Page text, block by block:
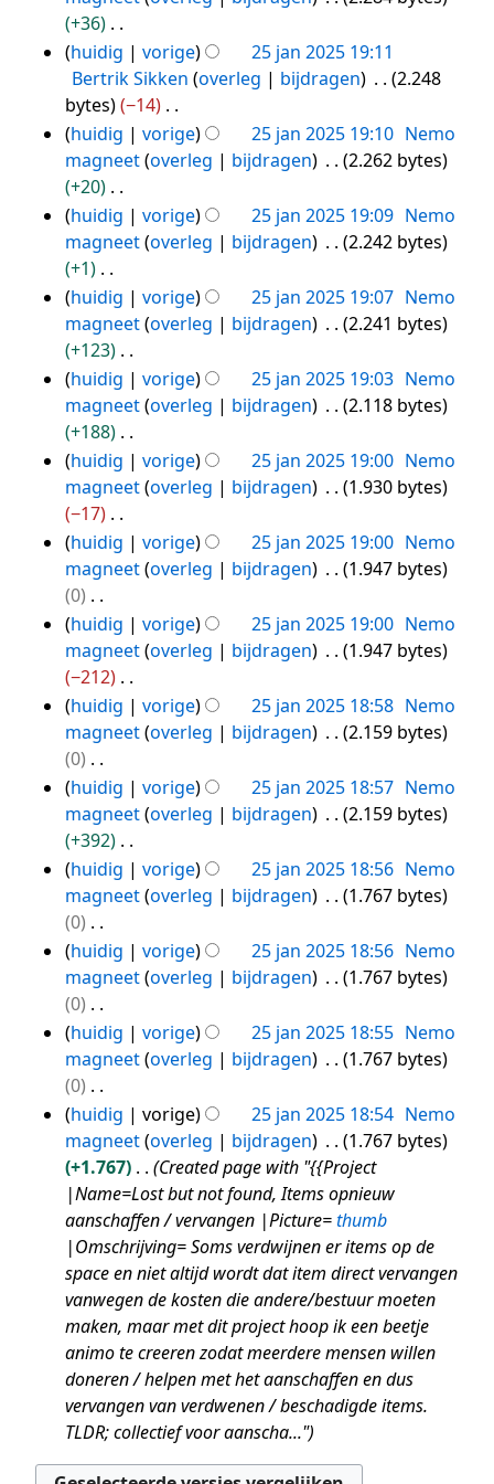
a
t
t
n
g
e
n
v
a
t
t
i
n
g
n
g
s
s
a
m
e
n
v
a
t
t
i
n
g
e
n
b
e
w
e
r
k
i
n
g
s
s
a
m
e
n
v
a
t
t
i
n
g
+36
G
e
n
b
e
w
e
r
k
i
n
g
s
s
a
m
e
n
v
a
t
t
i
n
g
huidig vorige
25 jan 2025 19:11
Bertrik Sikken overleg bijdragen
2.248
bytes
−14
G
e
e
n
b
e
w
e
r
k
i
n
g
s
s
a
m
e
n
v
a
t
t
i
n
g
huidig vorige 25 jan 2025 19:10 Nemo
magneet overleg bijdragen
2.262 bytes
+20
G
e
e
n
b
e
w
e
r
k
i
n
g
s
s
a
m
e
n
v
a
t
t
i
n
g
huidig vorige 25 jan 2025 19:09 Nemo
magneet overleg bijdragen
2.242 bytes
+1
G
e
e
n
b
e
w
e
r
k
i
n
g
s
s
a
m
e
n
v
a
t
t
i
n
g
huidig vorige 25 jan 2025 19:07 Nemo
magneet overleg bijdragen
2.241 bytes
+123
G
e
e
n
b
e
w
e
r
k
i
n
g
s
s
a
m
e
n
v
a
t
t
i
n
g
huidig vorige 25 jan 2025 19:03 Nemo
magneet overleg bijdragen
2.118 bytes
+188
G
e
e
n
b
e
w
e
r
k
i
n
g
s
s
a
m
e
n
v
a
t
t
i
n
g
huidig vorige 25 jan 2025 19:00 Nemo
magneet overleg bijdragen
1.930 bytes
−17
G
e
e
n
b
e
w
e
r
k
i
n
g
s
s
a
m
e
n
v
a
t
t
i
n
g
huidig vorige 25 jan 2025 19:00 Nemo
magneet overleg bijdragen
1.947 bytes
0
G
e
e
n
b
e
w
e
r
k
i
n
g
s
s
a
m
e
n
v
a
t
i
n
g
huidig vorige 25 jan 2025 19:00 Nemo
magneet overleg bijdragen
1.947 bytes
−212
G
e
e
n
b
e
w
e
r
k
i
n
g
s
s
a
m
e
n
v
a
t
i
n
g
huidig vorige 25 jan 2025 18:58 Nemo
magneet overleg bijdragen
2.159 bytes
0
G
e
e
n
b
e
w
e
r
k
i
n
g
s
s
a
m
e
n
v
a
t
t
i
n
g
huidig vorige 25 jan 2025 18:57 Nemo
magneet overleg bijdragen
2.159 bytes
+392
G
e
e
n
b
e
w
e
r
k
i
n
g
s
s
a
m
t
i
huidig vorige 25 jan 2025 18:56 Nemo
magneet overleg bijdragen
1.767 bytes
0
G
e
e
n
b
e
w
e
r
k
i
n
g
s
s
a
m
e
n
a
huidig vorige 25 jan 2025 18:56 Nemo
magneet overleg bijdragen
1.767 bytes
0
G
e
e
n
b
e
w
e
r
k
i
n
g
s
s
a
huidig vorige 25 jan 2025 18:55 Nemo
magneet overleg bijdragen
1.767 bytes
0
G
e
e
n
b
e
w
e
r
k
i
n
g
huidig vorige 25 jan 2025 18:54 Nemo
magneet overleg bijdragen
1.767 bytes
+1.767
Created page with "{{Project
|Name=Lost but not found, Items opnieuw
aanschaffen / vervangen |Picture=thumb
|Omschrijving= Soms verdwijnen er items op de
space en niet altijd wordt dat item direct vervangen
vanwegen de kosten die andere/bestuur moeten
maken, maar met dit project hoop ik een beetje
animo te creeren zodat meerdere mensen willen
doneren / helpen met het aanschaffen en dus
vervangen van verdwenen / beschadigde items.
TLDR; collectief voor aanscha..."